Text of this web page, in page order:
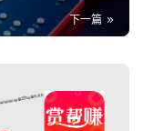
下一篇